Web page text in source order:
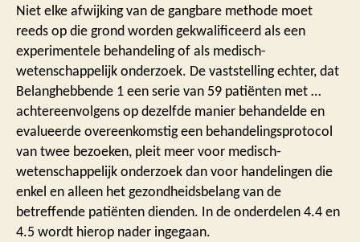
Niet elke afwijking van de gangbare methode moet
reeds op die grond worden gekwalificeerd als een
experimentele behandeling of als medisch-
wetenschappelijk onderzoek. De vaststelling echter, dat
Belanghebbende 1 een serie van 59 patiënten met …
achtereenvolgens op dezelfde manier behandelde en
evalueerde overeenkomstig een behandelingsprotocol
van twee bezoeken, pleit meer voor medisch-
wetenschappelijk onderzoek dan voor handelingen die
enkel en alleen het gezondheidsbelang van de
betreffende patiënten dienden. In de onderdelen 4.4 en
4.5 wordt hierop nader ingegaan.